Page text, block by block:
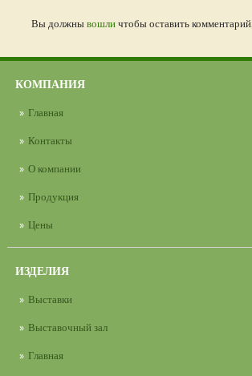
Вы должнывошличтобы оставить комментарий.
КОМПАНИЯ
Главная
Контакты
О компании
Продукция
Цены
ИЗДЕЛИЯ
Выставки
Выставочный зал
Главная